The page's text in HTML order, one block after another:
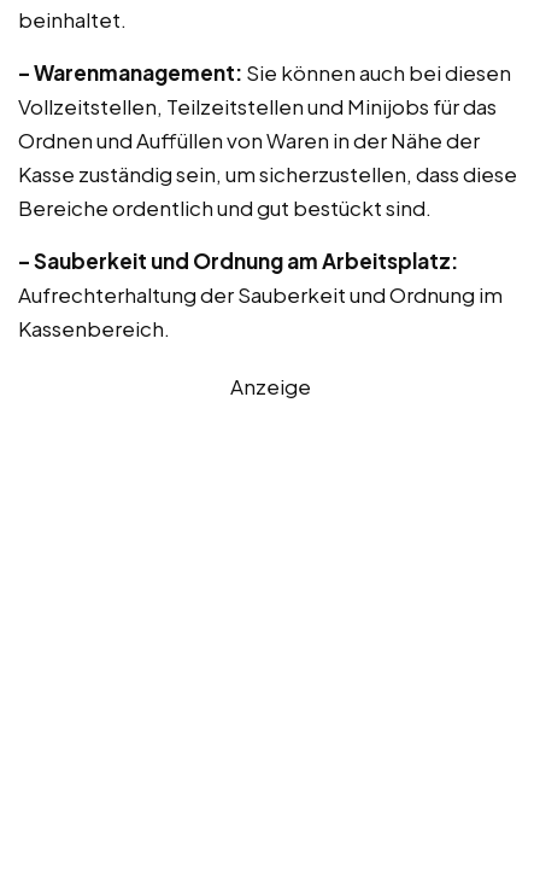
beinhaltet.
– Warenmanagement: Sie können auch bei diesen
Vollzeitstellen, Teilzeitstellen und Minijobs für das
Ordnen und Auffüllen von Waren in der Nähe der
Kasse zuständig sein, um sicherzustellen, dass diese
Bereiche ordentlich und gut bestückt sind.
– Sauberkeit und Ordnung am Arbeitsplatz:
Aufrechterhaltung der Sauberkeit und Ordnung im
Kassenbereich.
Anzeige